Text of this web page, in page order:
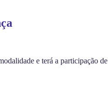
e terá a participação de